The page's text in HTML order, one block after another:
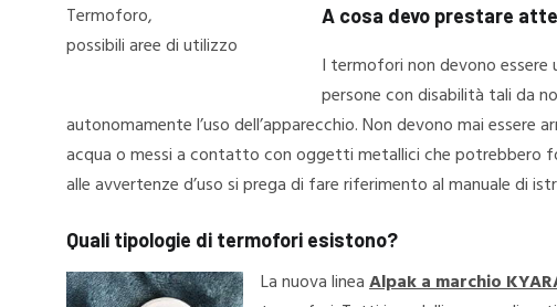
Termoforo,
possibili aree di utilizzo
A cosa devo prestare
I termofori non devono essere
persone con disabilità tali da
autonomamente l’uso dell’apparecchio. Non devono mai essere
acqua o messi a contatto con oggetti metallici che potrebbero
alle avvertenze d’uso si prega di fare riferimento al manuale di
Quali tipologie di termofori esistono?
La nuova lineaAlpak a marchio